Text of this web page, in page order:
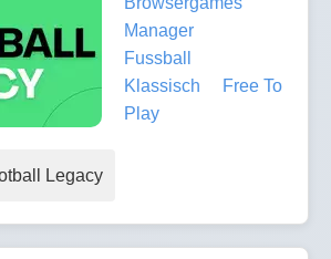
Manager
Fussball
Klassisch
Free To
Play
Legacy